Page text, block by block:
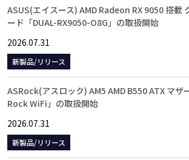
ASUS(エイスース) AMD Radeon RX 9050 搭載
ード「DUAL-RX9050-O8G」の取扱開始
2026.07.31
新製品/リリース
ASRock(アスロック) AM5 AMD B550 ATX マザ
Rock WiFi」の取扱開始
2026.07.31
新製品/リリース